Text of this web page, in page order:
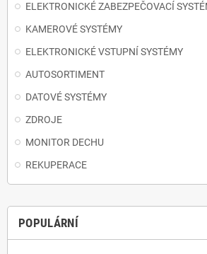
ELEKTRONICKÉ ZABEZPEČOVACÍ
KAMEROVÉ SYSTÉMY
ELEKTRONICKÉ VSTUPNÍ SYSTÉMY
AUTOSORTIMENT
DATOVÉ SYSTÉMY
ZDROJE
MONITOR DECHU
REKUPERACE
POPULÁRNÍ